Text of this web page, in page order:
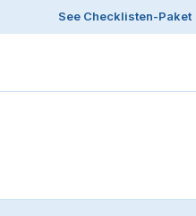
See Checklisten-Paket